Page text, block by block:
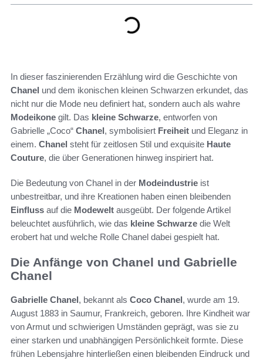
In dieser faszinierenden Erzählung wird die Geschichte von
Chanel und dem ikonischen kleinen Schwarzen erkundet, das
nicht nur die Mode neu definiert hat, sondern auch als wahre
Modeikone gilt. Das kleine Schwarze, entworfen von
Gabrielle „Coco“ Chanel, symbolisiert Freiheit und Eleganz in
einem. Chanel steht für zeitlosen Stil und exquisite Haute
Couture, die über Generationen hinweg inspiriert hat.
Die Bedeutung von Chanel in der Modeindustrie ist
unbestreitbar, und ihre Kreationen haben einen bleibenden
Einfluss auf die Modewelt ausgeübt. Der folgende Artikel
beleuchtet ausführlich, wie das kleine Schwarze die Welt
erobert hat und welche Rolle Chanel dabei gespielt hat.
Die Anfänge von Chanel und Gabrielle
Chanel
Gabrielle Chanel, bekannt als Coco Chanel, wurde am 19.
August 1883 in Saumur, Frankreich, geboren. Ihre Kindheit war
von Armut und schwierigen Umständen geprägt, was sie zu
einer starken und unabhängigen Persönlichkeit formte. Diese
frühen Lebensjahre hinterließen einen bleibenden Eindruck und